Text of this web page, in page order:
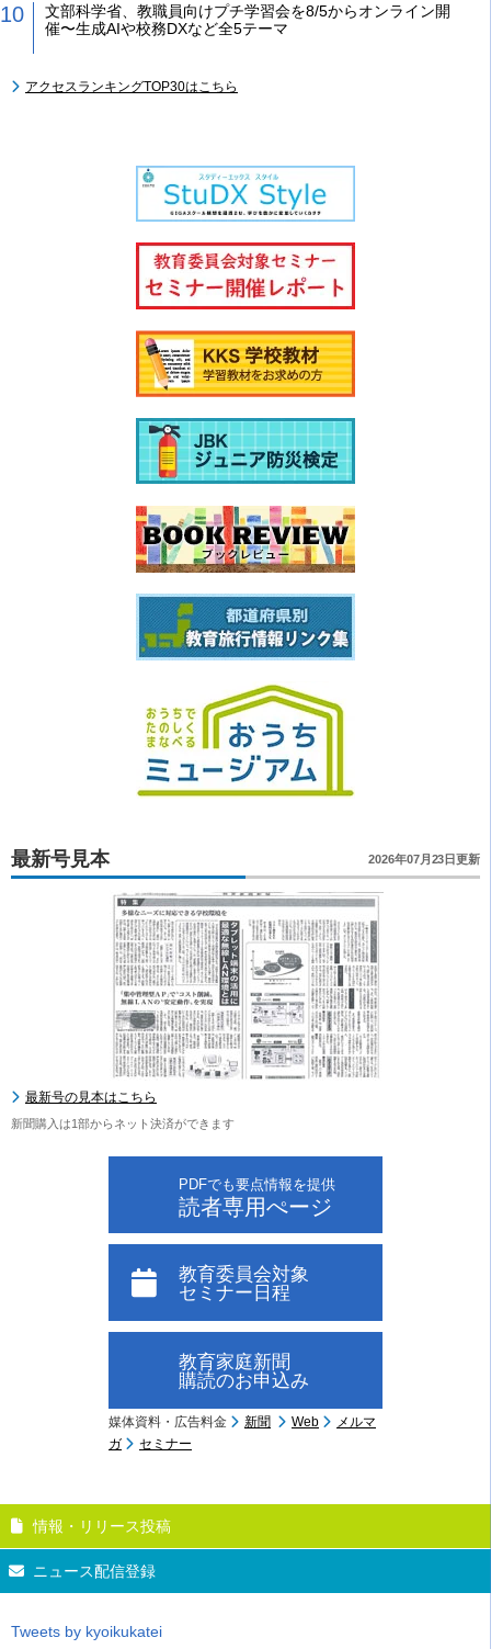
文部科学省、教職員向けプチ学習会を8/5からオンライン開
催〜生成AIや校務DXなど全5テーマ
アクセスランキングTOP30はこちら
最新号見本 2026年07月23日更新
最新号の見本はこちら
新聞購入は1部からネット決済ができます
PDFでも要点情報を提供
読者専用ぺージ
教育委員会対象
セミナー日程
教育家庭新聞
購読のお申込み
媒体資料・広告料金 新聞 Web
メルマ
ガ
セミナー
情報・リリース投稿
ニュース配信登録
Tweets by kyoikukatei